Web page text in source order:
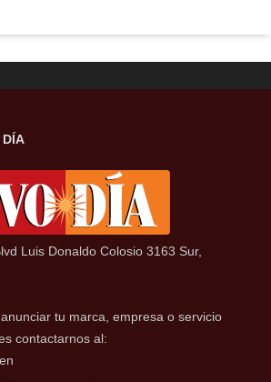
DÍA
Luis Donaldo Colosio 3163 Sur,
tu marca, empresa o servicio
contactarnos al: